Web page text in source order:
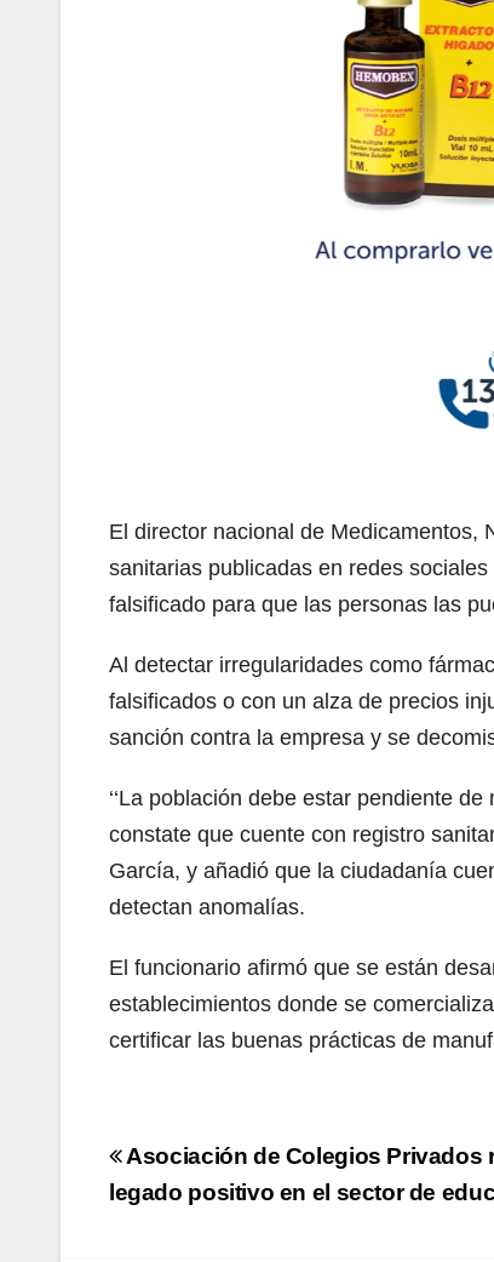
El director nacional de Medicamentos,
sanitarias publicadas en redes
falsificado para que las personas las
Al detectar irregularidades como
falsificados o con un alza de precios
sanción contra la empresa y se
‘‘La población debe estar pendiente
constate que cuente con registro
García, y añadió que la ciudadanía
detectan anomalías.
El funcionario afirmó que se están
establecimientos donde se
certificar las buenas prácticas de
Navegación
de
Asociación de Colegios Privados
legado positivo en el sector de